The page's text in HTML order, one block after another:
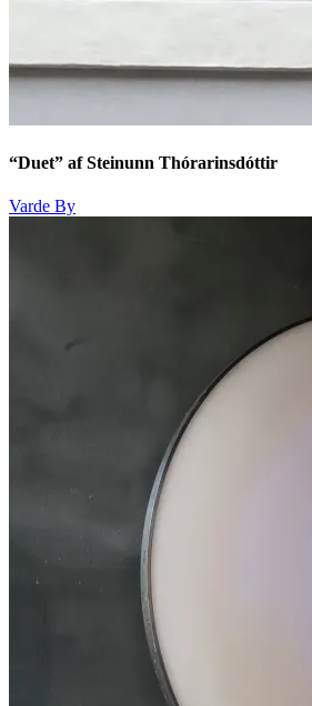
“Duet” af Steinunn Thórarinsdóttir
Varde By